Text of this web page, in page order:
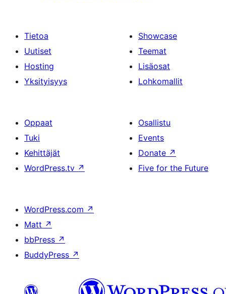
Tietoa
Uutiset
Hosting
Yksityisyys
Showcase
Teemat
Lisäosat
Lohkomallit
Oppaat
Tuki
Kehittäjät
WordPress.tv ↗
Osallistu
Events
Donate ↗
Five for the Future
WordPress.com ↗
Matt ↗
bbPress ↗
BuddyPress ↗